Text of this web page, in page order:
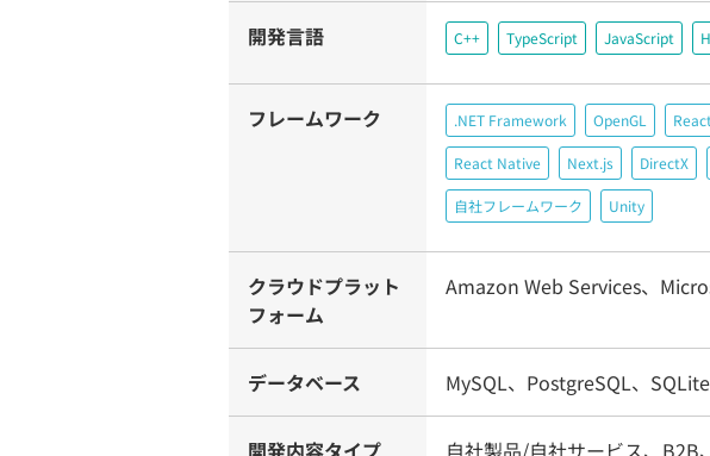
開発言語 C++ TypeScript JavaScript
フレームワーク .NET Framework OpenGL React
React Native Next.js DirectX
自社フレームワーク Unity
クラウドプラット
フォーム
Amazon Web Services、
データベース MySQL、PostgreSQL、
開発内容タイプ 自社製品/自社サービス、